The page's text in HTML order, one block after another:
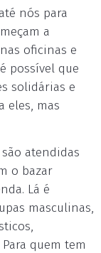
nós para
a
oficinas e
possível que
solidárias e
eles, mas
atendidas
o bazar
Lá é
masculinas,
quem tem